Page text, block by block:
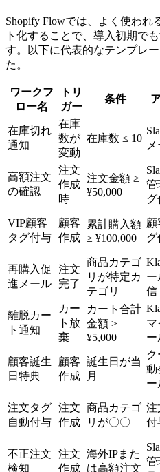
Shopify Flowでは、よく使われ
ト化することで、導入初期で
す。以下に代表的なテンプレ
た。
ワークフ
ロー名
トリ
ガー
条件
在庫切れ
通知
在庫
数が
変動
在庫数 ≤ 10
高額注文
の確認
注文
作成
時
注文金額 ≥
¥50,000
管
グ
VIP顧客
タグ付与
顧客
作成
累計購入額
≥ ¥100,000
顧
グ
再購入促
進メール
注文
完了
商品カテゴ
リが特定カ
テゴリ
ー
信
離脱カー
ト通知
カー
ト放
棄
カート合計
金額 ≥
¥5,000
マ
ー
顧客誕生
日特典
顧客
作成
誕生日が当
月
ク
動
ー
注文タグ
自動付与
注文
作成
商品カテゴ
リが〇〇
注
付
不正注文
検知
注文
作成
海外IPまた
は高額注文
管